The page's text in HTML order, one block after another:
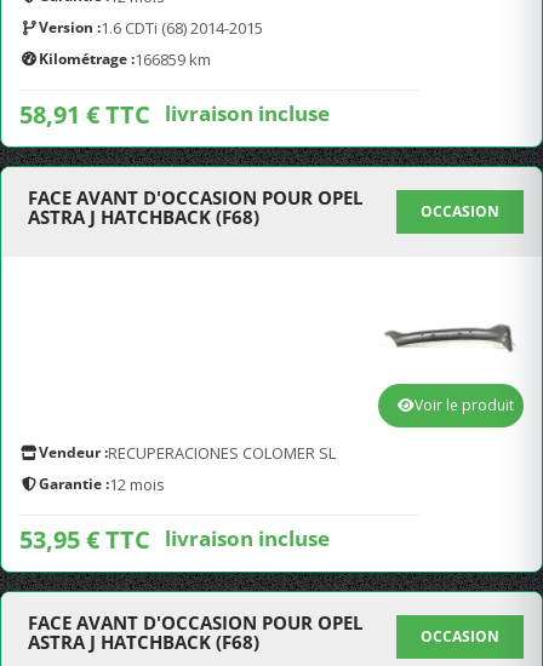
Version :1.6 CDTi (68) 2014-2015
Kilométrage :166859 km
58,91 € TTC livraison incluse
FACE AVANT D'OCCASION POUR OPEL
ASTRA J HATCHBACK (F68)
OCCASION
Vendeur :RECUPERACIONES COLOMER SL
Garantie :12 mois
53,95 € TTC livraison incluse
Voir le produit
FACE AVANT D'OCCASION POUR OPEL
ASTRA J HATCHBACK (F68)
OCCASION